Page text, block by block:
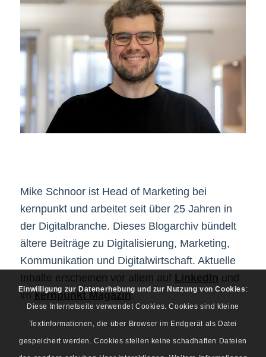
Mike Schnoor ist Head of Marketing bei
kernpunkt und arbeitet seit über 25 Jahren in
der Digitalbranche. Dieses Blogarchiv bündelt
ältere Beiträge zu Digitalisierung, Marketing,
Kommunikation und Digitalwirtschaft. Aktuelle
Inhalte erscheinen vor allem auf LinkedIn und
imkernpunkt Magazin.
Einwilligung zur Datenerhebung und zur Nutzung von Cookies :
Diese Internetseite verwendet Cookies. Cookies sind kleine
Textinformationen, die über Browser im Endgerät als Datei
gespeichert werden. Cookies stellen keine schadhaften Dateien